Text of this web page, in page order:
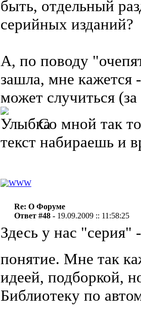
быть, отдельный
серийных изданий?
А, по поводу
зашла, мне кажется
может случиться
Со мной так
текст набираешь и
Re: О Форуме
Ответ #48 - 19.09.2009 :: 11:58:25
Здесь у нас "серия"
понятие. Мне так
идеей, подборкой,
Библиотеку по